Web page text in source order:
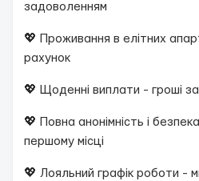
задоволенням
💖 Проживання в елітних
рахунок
💖 Щоденні виплати - гроші
💖 Повна анонімність і
першому місці
💖 Лояльний графік роботи -